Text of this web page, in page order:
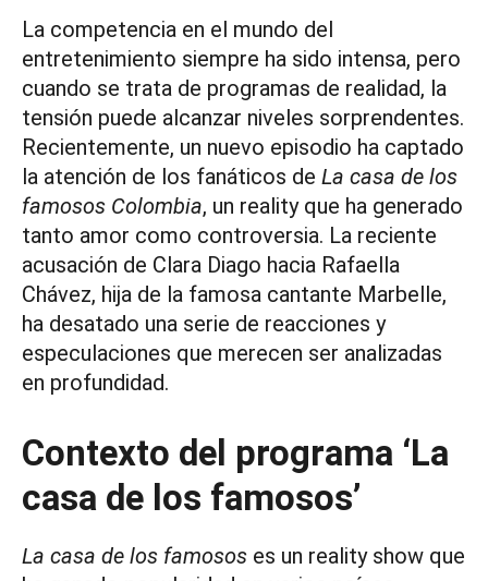
La competencia en el mundo del
entretenimiento siempre ha sido intensa, pero
cuando se trata de programas de realidad, la
tensión puede alcanzar niveles sorprendentes.
Recientemente, un nuevo episodio ha captado
la atención de los fanáticos de La casa de los
famosos Colombia, un reality que ha generado
tanto amor como controversia. La reciente
acusación de Clara Diago hacia Rafaella
Chávez, hija de la famosa cantante Marbelle,
ha desatado una serie de reacciones y
especulaciones que merecen ser analizadas
en profundidad.
Contexto del programa ‘La
casa de los famosos’
La casa de los famosos es un reality show que